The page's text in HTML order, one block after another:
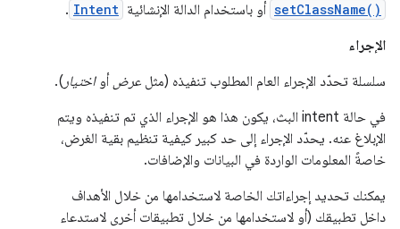
setClassName() أو باستخدام الدالة الإنشائية Intent
.
الإجراء
سلسلة تحدّد الإجراء العام المطلوب تنفيذه (مثل عرض أواختيار ).
في حالة intent البث، يكون هذا هو الإجراء الذي تم تنفيذه ويتم
الإبلاغ عنه. يحدّد الإجراء إلى حد كبير كيفية تنظيم بقية الغرض،
خاصةً المعلومات الواردة في البيانات والإضافات.
يمكنك تحديد إجراءاتك الخاصة لاستخدامها من خلال الأهداف
داخل تطبيقك (أو لاستخدامها من خلال تطبيقات أخرى لاستدعاء